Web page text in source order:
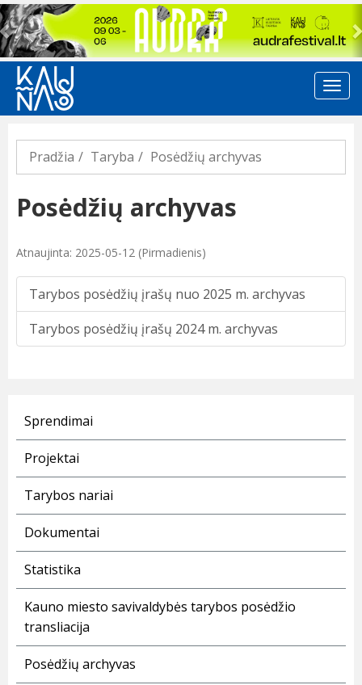
Previous
Pradžia Taryba Posėdžių archyvas
Posėdžių archyvas
Atnaujinta: 2025-05-12 (Pirmadienis)
Tarybos posėdžių įrašų nuo 2025 m. archyvas
Tarybos posėdžių įrašų 2024 m. archyvas
Sprendimai
Projektai
Tarybos nariai
Dokumentai
Statistika
Kauno miesto savivaldybės tarybos posėdžio
transliacija
Posėdžių archyvas